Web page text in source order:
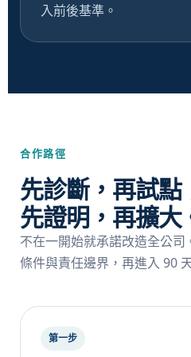
入前後基準。
合作路徑
先診斷，再試點
先證明，再擴大
不在一開始就承諾改造全公
條件與責任邊界，再進入 90
第一步